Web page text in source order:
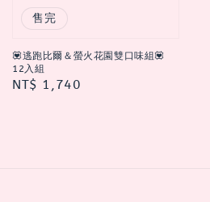
售完
💟逃跑比爾＆螢火花園雙口味組💟
12入組
Regular
NT$ 1,740